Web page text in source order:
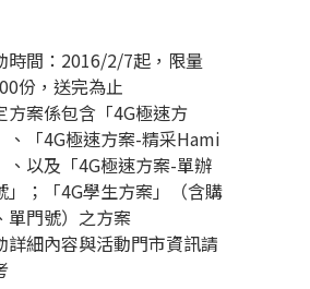
時間：2016/2/7起，限量
份，送完為止
方案係包含「4G極速方
、「4G極速方案-精采Hami
、以及「4G極速方案-單辦
」；「4G學生方案」（含購
單門號）之方案
詳細內容與活動門市資訊請